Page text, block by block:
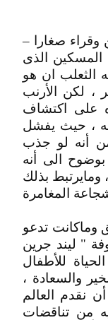
وقراء صغارا –
المسكين الذى
الثعلب ان هو
، لكن الأرنب
على اكتشاف
، حيث يفشل
أنه لو جذب
بوضوح الى أنه
ومايرتبط بذلك
المغامرة
وماكانت تدعو
" ليند جرين
للأطفال
والسعادة ،
نقدم العالم
من تناقضات